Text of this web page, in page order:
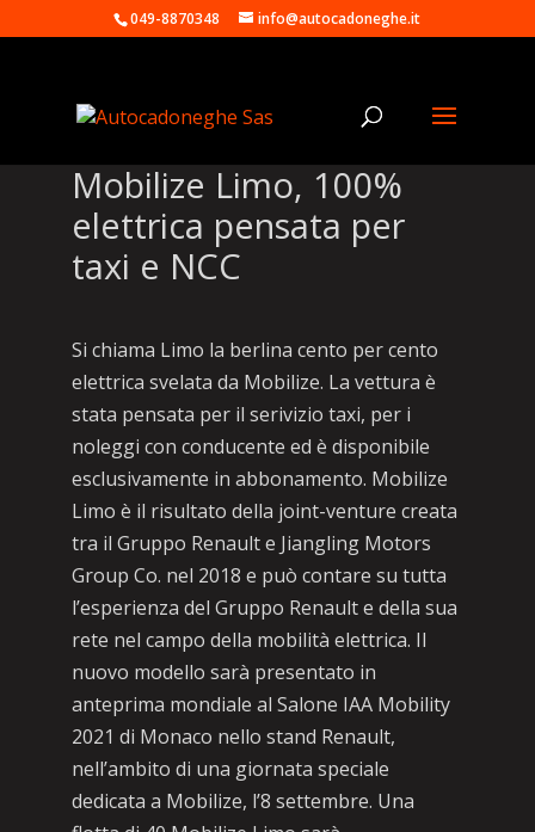
049-8870348 info@autocadoneghe.it
Mobilize Limo, 100%
elettrica pensata per
taxi e NCC
Si chiama Limo la berlina cento per cento
elettrica svelata da Mobilize. La vettura è
stata pensata per il serivizio taxi, per i
noleggi con conducente ed è disponibile
esclusivamente in abbonamento. Mobilize
Limo è il risultato della joint-venture creata
tra il Gruppo Renault e Jiangling Motors
Group Co. nel 2018 e può contare su tutta
l’esperienza del Gruppo Renault e della sua
rete nel campo della mobilità elettrica. Il
nuovo modello sarà presentato in
anteprima mondiale al Salone IAA Mobility
2021 di Monaco nello stand Renault,
nell’ambito di una giornata speciale
dedicata a Mobilize, l’8 settembre. Una